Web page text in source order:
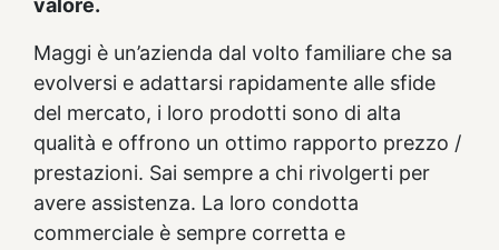
valore.
Maggi è un’azienda dal volto familiare che sa
evolversi e adattarsi rapidamente alle sfide
del mercato, i loro prodotti sono di alta
qualità e offrono un ottimo rapporto prezzo /
prestazioni. Sai sempre a chi rivolgerti per
avere assistenza. La loro condotta
commerciale è sempre corretta e